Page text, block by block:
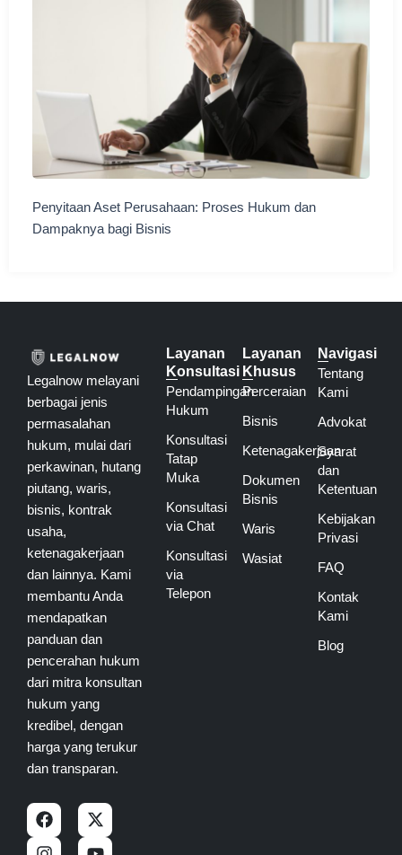
Penyitaan Aset Perusahaan: Proses Hukum dan
Dampaknya bagi Bisnis
Legalnow melayani
berbagai jenis
permasalahan
hukum, mulai dari
perkawinan, hutang
piutang, waris,
bisnis, kontrak
usaha,
ketenagakerjaan
dan lainnya. Kami
membantu Anda
mendapatkan
panduan dan
pencerahan hukum
dari mitra konsultan
hukum yang
kredibel, dengan
harga yang terukur
dan transparan.
F
a
c
X
-
t
I
n
s
Y
o
u
Layanan
Konsultasi
Pendampingan
Hukum
Konsultasi
Tatap
Muka
Konsultasi
via Chat
Konsultasi
via
Telepon
Layanan
Khusus
Perceraian
Bisnis
Ketenagakerjaan
Dokumen
Bisnis
Waris
Wasiat
Navigasi
Tentang
Kami
Advokat
Syarat
dan
Ketentuan
Kebijakan
Privasi
FAQ
Kontak
Kami
Blog